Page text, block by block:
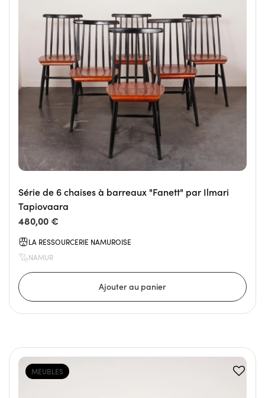
Série de 6 chaises à barreaux "Fanett" par Ilmari
Tapiovaara
480,00 €
LA RESSOURCERIE NAMUROISE
NAMUR
MEUBLES